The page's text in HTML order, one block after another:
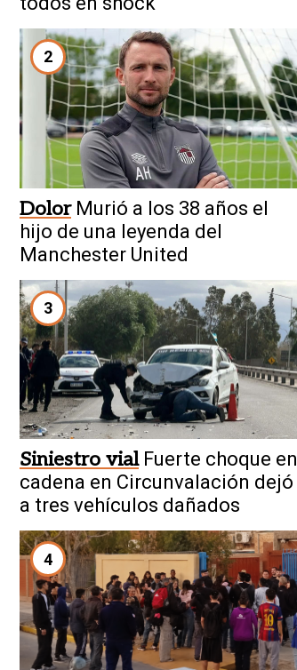
2
Dolor Murió a los 38 años el
hijo de una leyenda del
Manchester United
3
Siniestro vial Fuerte choque en
cadena en Circunvalación dejó
a tres vehículos dañados
4